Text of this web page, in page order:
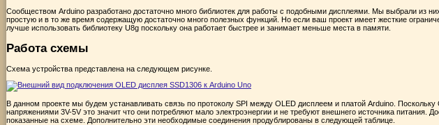
Сообществом Arduino разработано достаточно много библиотек для работы с подобными дисплеями. Мы выбрали из
простую и в то же время содержащую достаточно много полезных функций. Но если ваш проект имеет жесткие
лучше использовать библиотеку U8g поскольку она работает быстрее и занимает меньше места в памяти.
Работа схемы
Схема устройства представлена на следующем рисунке.
В данном проекте мы будем устанавливать связь по протоколу SPI между OLED дисплеем и платой Arduino.
напряжениями 3V-5V это значит что они потребляют мало электроэнергии и не требуют внешнего источника питания.
показанные на схеме. Дополнительно эти необходимые соединения продублированы в следующей таблице.